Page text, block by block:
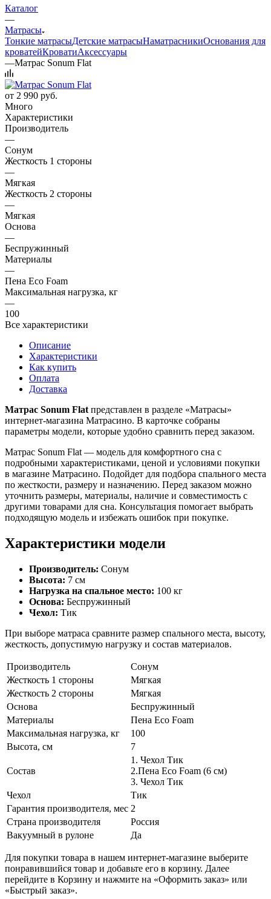
Каталог
—
Матрасы
Тонкие матрасыДетские матрасыНаматрасникиОснования для
кроватейКроватиАксессуары
—Матрас Sonum Flat
от 2 990 руб.
Много
Характеристики
Производитель
—
Сонум
Жесткость 1 стороны
—
Мягкая
Жесткость 2 стороны
—
Мягкая
Основа
—
Беспружинный
Материалы
—
Пена Eco Foam
Максимальная нагрузка, кг
—
100
Все характеристики
Описание
Характеристики
Как купить
Оплата
Доставка
Матрас Sonum Flat представлен в разделе «Матрасы»
интернет-магазина Матрасино. В карточке собраны
параметры модели, которые удобно сравнить перед заказом.
Матрас Sonum Flat — модель для комфортного сна с
подробными характеристиками, ценой и условиями покупки
в магазине Матрасино. Подойдет для подбора спального места
по жесткости, размеру и назначению. Перед заказом можно
уточнить размеры, материалы, наличие и совместимость с
другими товарами для сна. Консультация помогает выбрать
подходящую модель и избежать ошибок при покупке.
Характеристики модели
Производитель: Сонум
Высота: 7 см
Нагрузка на спальное место: 100 кг
Основа: Беспружинный
Чехол: Тик
При выборе матраса сравните размер спального места, высоту,
жесткость, допустимую нагрузку и состав материалов.
Производитель
Сонум
Жесткость 1 стороны
Мягкая
Жесткость 2 стороны
Мягкая
Основа
Беспружинный
Материалы
Пена Eco Foam
Максимальная нагрузка, кг
100
Высота, см
7
Состав
1. Чехол Тик
2.Пена Eco Foam (6 см)
3. Чехол Тик
Чехол
Тик
Гарантия производителя, мес 2
Страна производителя
Россия
Вакуумный в рулоне
Да
Для покупки товара в нашем интернет-магазине выберите
понравившийся товар и добавьте его в корзину. Далее
перейдите в Корзину и нажмите на «Оформить заказ» или
«Быстрый заказ».